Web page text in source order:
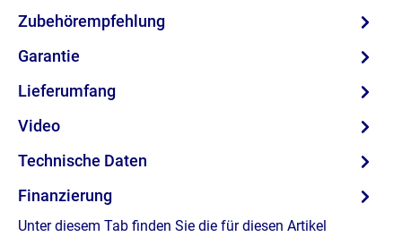
Zubehörempfehlung
Garantie
Lieferumfang
Video
Technische Daten
Finanzierung
Unter diesem Tab finden Sie die für diesen Artikel